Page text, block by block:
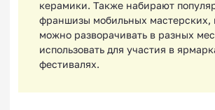
керамики. Также набирают
франшизы мобильных мастерских,
можно разворачивать в разных
использовать для участия в
фестивалях.